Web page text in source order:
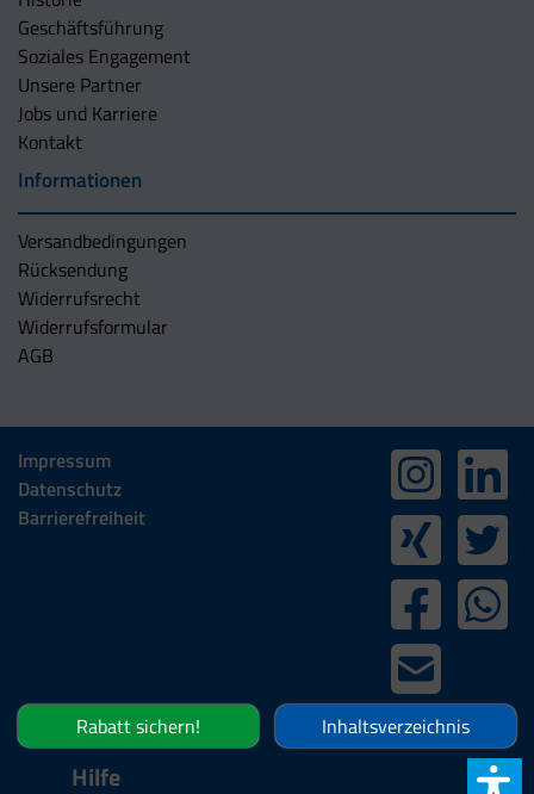
Geschäftsführung
Soziales Engagement
Unsere Partner
Jobs und Karriere
Kontakt
Informationen
Versandbedingungen
Rücksendung
Widerrufsrecht
Widerrufsformular
AGB
Impressum
Datenschutz
Barrierefreiheit
Rabatt sichern! Inhaltsverzeichnis
Hilfe